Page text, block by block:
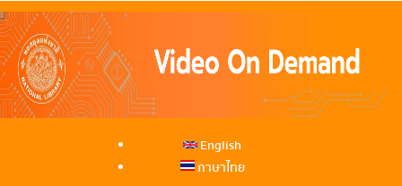
English
ภาษาไทย